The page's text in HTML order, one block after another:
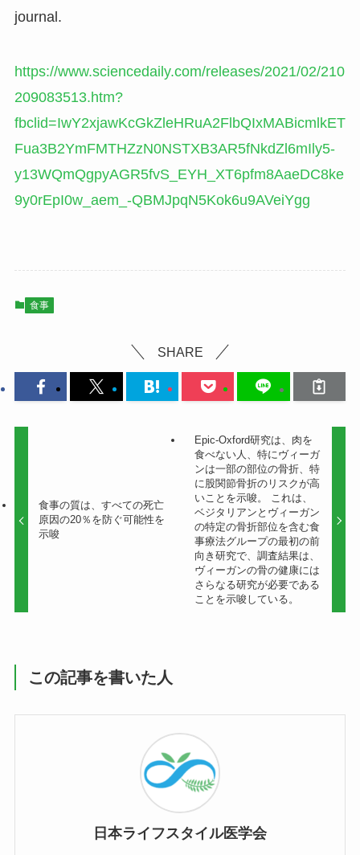
journal.
https://www.sciencedaily.com/releases/2021/02/210
209083513.htm?
fbclid=IwY2xjawKcGkZleHRuA2FlbQIxMABicmlkET
Fua3B2YmFMTHZzN0NSTXB3AR5fNkdZl6mIly5-
y13WQmQgpyAGR5fvS_EYH_XT6pfm8AaeDC8ke
9y0rEpI0w_aem_-QBMJpqN5Kok6u9AVeiYgg
食事
SHARE
食事の質は、すべての死亡
原因の20％を防ぐ可能性を
示唆
Epic-Oxford研究は、肉を
食べない人、特にヴィーガ
ンは一部の部位の骨折、特
に股関節骨折のリスクが高
いことを示唆。 これは、
ベジタリアンとヴィーガン
の特定の骨折部位を含む食
事療法グループの最初の前
向き研究で、調査結果は、
ヴィーガンの骨の健康には
さらなる研究が必要である
ことを示唆している。
この記事を書いた人
日本ライフスタイル医学会